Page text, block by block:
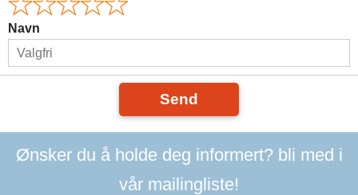
Navn
Send
Ønsker du å holde deg informert? bli med i
vår mailingliste!